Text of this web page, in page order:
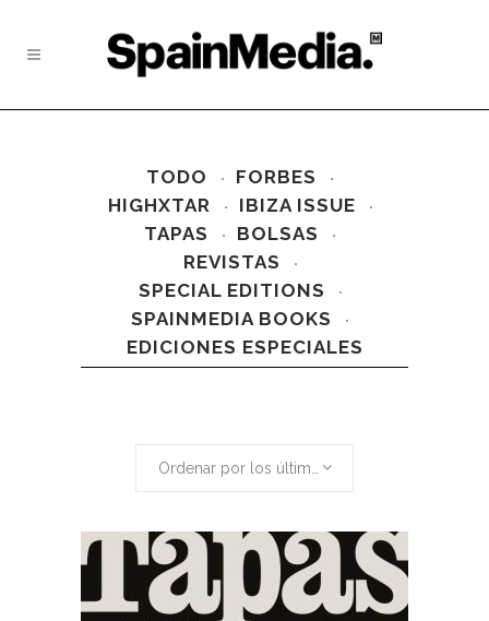
TODO
FORBES
HIGHXTAR
IBIZA ISSUE
TAPAS
BOLSAS
REVISTAS
SPECIAL EDITIONS
SPAINMEDIA BOOKS
EDICIONES ESPECIALES